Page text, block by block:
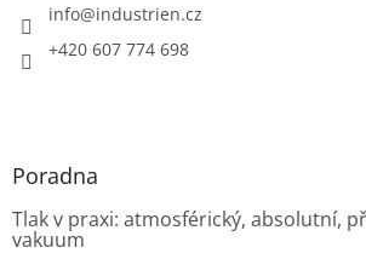
info@industrien.cz
+420 607 774 698
Poradna
Tlak v praxi: atmosférický, absolutní,
vakuum